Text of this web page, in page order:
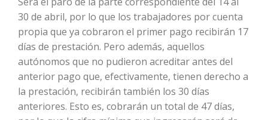
30 de abril, por lo que los trabajadores por cuenta
propia que ya cobraron el primer pago recibirán 17
días de prestación. Pero además, aquellos
autónomos que no pudieron acreditar antes del
anterior pago que, efectivamente, tienen derecho a
la prestación, recibirán también los 30 días
anteriores. Esto es, cobrarán un total de 47 días,